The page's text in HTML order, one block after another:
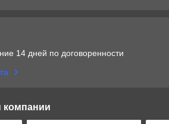
14 дней по договоренности